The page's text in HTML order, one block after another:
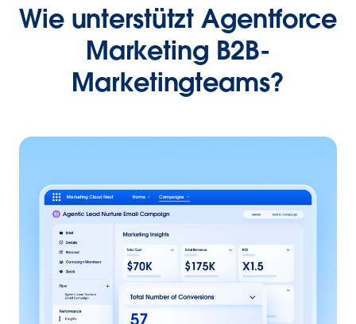
Wie unterstützt Agentforce
Marketing B2B-
Marketingteams?